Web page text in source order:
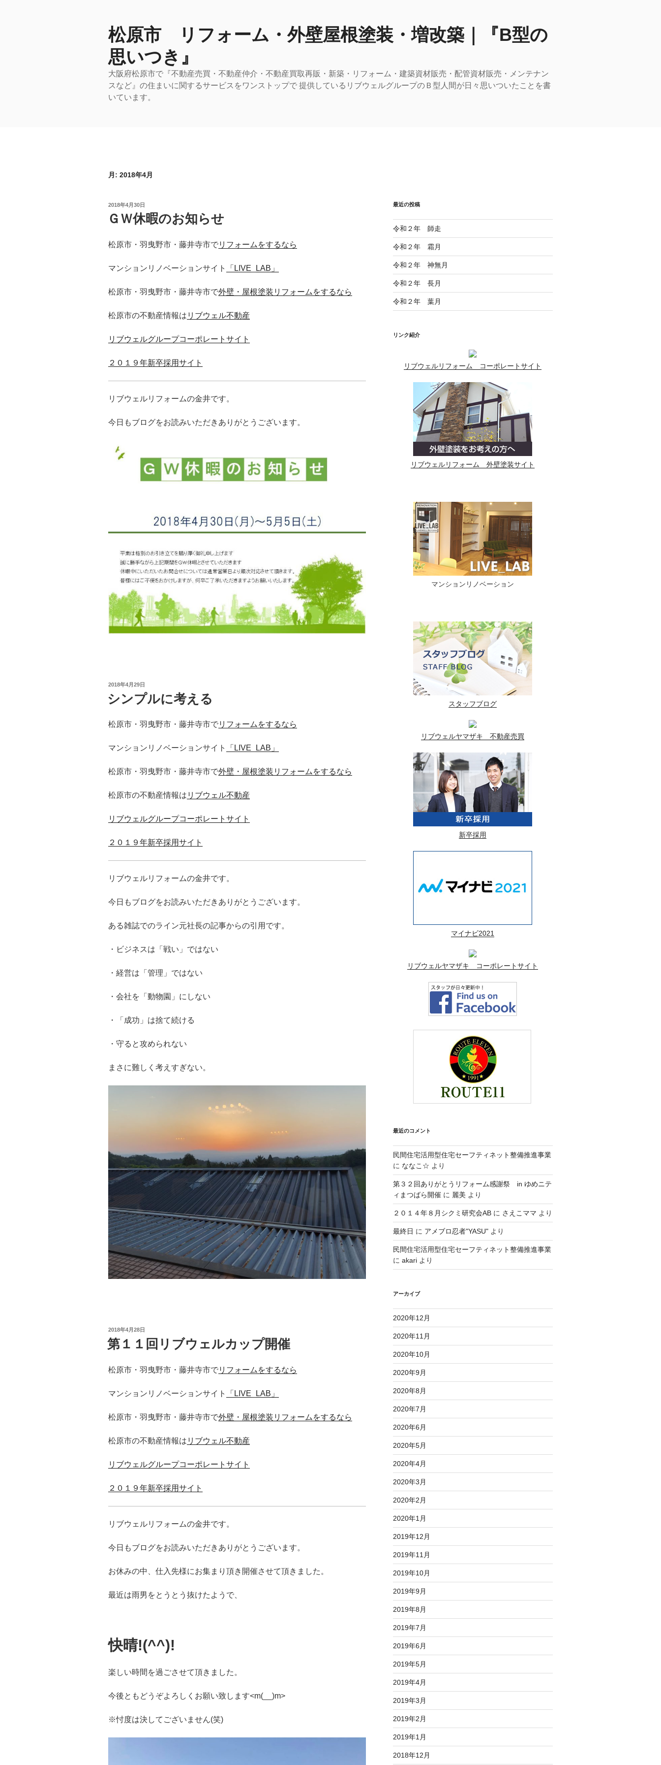
松原市 リフォーム・外壁屋根塗装・増改築｜『B型の
思いつき』
大阪府松原市で『不動産売買・不動産仲介・不動産買取再販・新築・リフォーム・建築資材販売・配管資材販売・メンテナン
スなど』の住まいに関するサービスをワンストップで 提供しているリブウェルグループのＢ型人間が日々思いついたことを書
いています。
月: 2018年4月
投
日:
2018年4月30日
ＧＷ休暇のお知らせ
松原市・羽曳野市・藤井寺市でリフォームをするなら
マンションリノベーションサイト 「LIVE_LAB」
松原市・羽曳野市・藤井寺市で外壁・屋根塗装リフォームをするなら
松原市の不動産情報は リブウェル不動産
リブウェルグループコーポレートサイト
２０１９年新卒採用サイト
リブウェルリフォームの金井です。
今日もブログをお読みいただきありがとうございます。
投
日:
2018年4月29日
シンプルに考える
松原市・羽曳野市・藤井寺市でリフォームをするなら
マンションリノベーションサイト 「LIVE_LAB」
松原市・羽曳野市・藤井寺市で外壁・屋根塗装リフォームをするなら
松原市の不動産情報は リブウェル不動産
リブウェルグループコーポレートサイト
２０１９年新卒採用サイト
リブウェルリフォームの金井です。
今日もブログをお読みいただきありがとうございます。
ある雑誌でのライン元社長の記事からの引用です。
・ビジネスは「戦い」ではない
・経営は「管理」ではない
・会社を「動物園」にしない
・「成功」は捨て続ける
・守ると攻められない
まさに難しく考えすぎない。
投
稿
日:
2018年4月28日
第１１回リブウェルカップ開催
松原市・羽曳野市・藤井寺市でリフォームをするなら
マンションリノベーションサイト 「LIVE_LAB」
松原市・羽曳野市・藤井寺市で外壁・屋根塗装リフォームをするなら
松原市の不動産情報は リブウェル不動産
リブウェルグループコーポレートサイト
２０１９年新卒採用サイト
リブウェルリフォームの金井です。
今日もブログをお読みいただきありがとうございます。
お休みの中、仕入先様にお集まり頂き開催させて頂きました。
最近は雨男をとうとう抜けたようで、
快晴!(^^)!
楽しい時間を過ごさせて頂きました。
今後ともどうぞよろしくお願い致します<m(__)m>
※忖度は決してございません(笑)
最近の投稿
令和２年 師走
令和２年 霜月
令和２年 神無月
令和２年 長月
令和２年 葉月
リンク紹介
リブウェルリフォーム コーポレートサイト
リブウェルリフォーム 外壁塗装サイト
マンションリノベーション
スタッフブログ
リブウェルヤマザキ 不動産売買
新卒採用
マイナビ2021
リブウェルヤマザキ コーポレートサイト
最近のコメント
民間住宅活用型住宅セーフティネット整備推進事業
に ななこ☆ より
第３２回ありがとうリフォーム感謝祭 in ゆめニテ
ィまつばら開催に 麗美 より
２０１４年８月シクミ研究会ABに さえこママ より
最終日 に アメブロ忍者"YASU"より
民間住宅活用型住宅セーフティネット整備推進事業
に akariより
アーカイブ
2020年12月
2020年11月
2020年10月
2020年9月
2020年8月
2020年7月
2020年6月
2020年5月
2020年4月
2020年3月
2020年2月
2020年1月
2019年12月
2019年11月
2019年10月
2019年9月
2019年8月
2019年7月
2019年6月
2019年5月
2019年4月
2019年3月
2019年2月
2019年1月
2018年12月